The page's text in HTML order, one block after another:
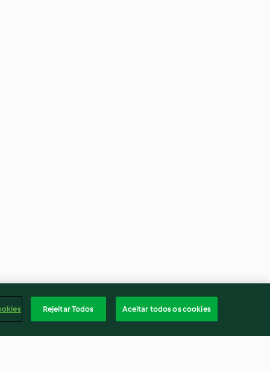
Rejeitar Todos Aceitar todos os cookies